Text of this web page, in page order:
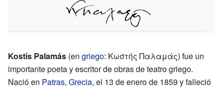
Kostís Palamás (en griego: Κωστής Παλαμάς) fue un
importante poeta y escritor de obras de teatro griego.
Nació en Patras, Grecia, el 13 de enero de 1859 y falleció